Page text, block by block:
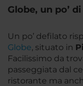
Globe, un po’
Un po’ defilato
Globe, situato in
Facilissimo da
passeggiata dal
ristorante ma